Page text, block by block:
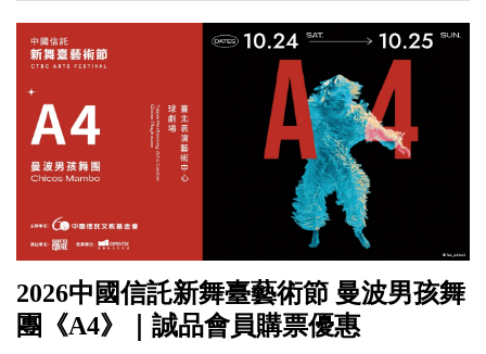
2026中國信託新舞臺藝術節 曼波男孩舞
團《A4》｜誠品會員購票優惠